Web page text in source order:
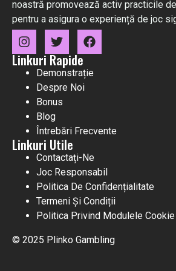
noastră promovează activ practicile
pentru a asigura o experiență de joc
Linkuri Rapide
Demonstrație
Despre Noi
Bonus
Blog
Întrebări Frecvente
Linkuri Utile
Contactați-Ne
Joc Responsabil
Politica De Confidențialitate
Termeni Și Condiții
Politica Privind Modulele Cookie
© 2025 Plinko Gambling